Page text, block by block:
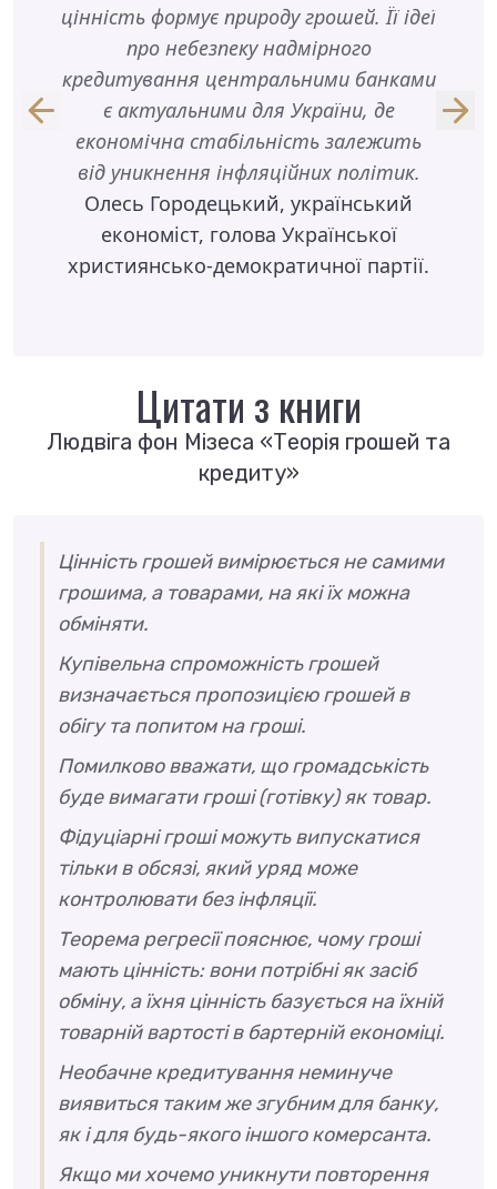
цінність формує природу грошей. Її ідеї
про небезпеку надмірного
кредитування центральними банками
є актуальними для України, де
економічна стабільність залежить
від уникнення інфляційних політик.
Олесь Городецький, український
економіст, голова Української
християнсько-демократичної партії.
Цитати з книги
Людвіга фон Мізеса «Теорія грошей та
кредиту»
Цінність грошей вимірюється не самими
грошима, а товарами, на які їх можна
обміняти.
Купівельна спроможність грошей
визначається пропозицією грошей в
обігу та попитом на гроші.
Помилково вважати, що громадськість
буде вимагати гроші (готівку) як товар.
Фідуціарні гроші можуть випускатися
тільки в обсязі, який уряд може
контролювати без інфляції.
Теорема регресії пояснює, чому гроші
мають цінність: вони потрібні як засіб
обміну, а їхня цінність базується на їхній
товарній вартості в бартерній економіці.
Необачне кредитування неминуче
виявиться таким же згубним для банку,
як і для будь-якого іншого комерсанта.
Якщо ми хочемо уникнути повторення